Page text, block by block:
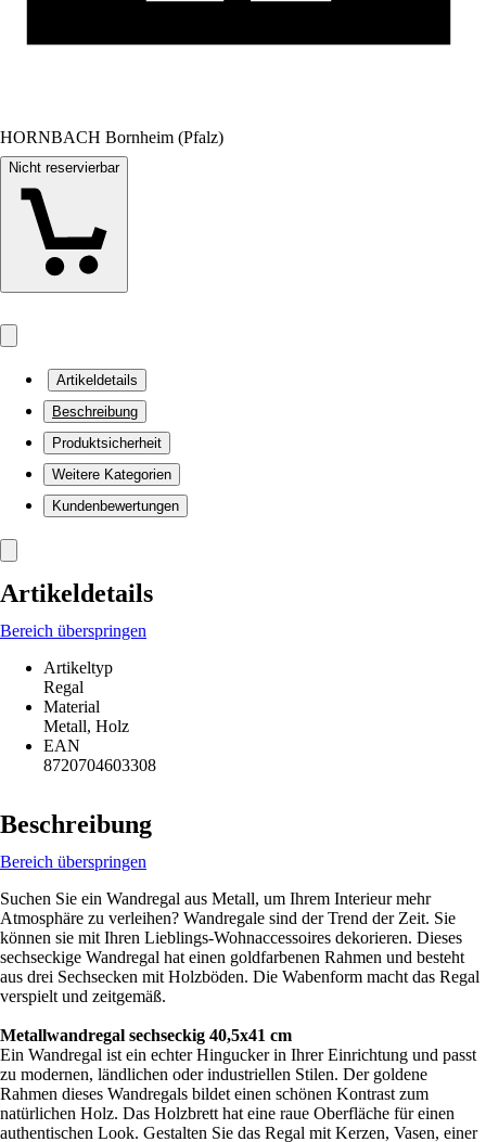
HORNBACH Bornheim (Pfalz)
Nicht reservierbar
Artikeldetails
Beschreibung
Produktsicherheit
Weitere Kategorien
Kundenbewertungen
Artikeldetails
Bereich überspringen
Artikeltyp
Regal
Material
Metall, Holz
EAN
8720704603308
Beschreibung
Bereich überspringen
Suchen Sie ein Wandregal aus Metall, um Ihrem Interieur mehr
Atmosphäre zu verleihen? Wandregale sind der Trend der Zeit. Sie
können sie mit Ihren Lieblings-Wohnaccessoires dekorieren. Dieses
sechseckige Wandregal hat einen goldfarbenen Rahmen und besteht
aus drei Sechsecken mit Holzböden. Die Wabenform macht das Regal
verspielt und zeitgemäß.
Metallwandregal sechseckig 40,5x41 cm
Ein Wandregal ist ein echter Hingucker in Ihrer Einrichtung und passt
zu modernen, ländlichen oder industriellen Stilen. Der goldene
Rahmen dieses Wandregals bildet einen schönen Kontrast zum
natürlichen Holz. Das Holzbrett hat eine raue Oberfläche für einen
authentischen Look. Gestalten Sie das Regal mit Kerzen, Vasen, einer